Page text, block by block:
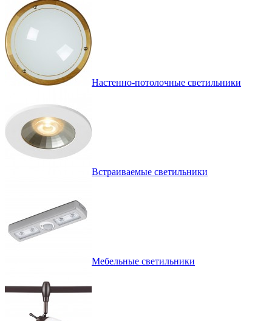
Настенно-потолочные светильники
Встраиваемые светильники
Мебельные светильники